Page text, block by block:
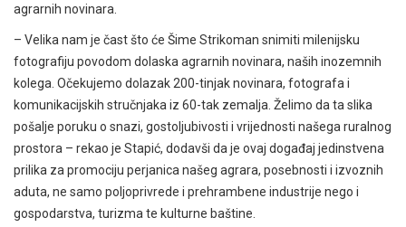
agrarnih novinara.
– Velika nam je čast što će Šime Strikoman snimiti milenijsku
fotografiju povodom dolaska agrarnih novinara, naših inozemnih
kolega. Očekujemo dolazak 200-tinjak novinara, fotografa i
komunikacijskih stručnjaka iz 60-tak zemalja. Želimo da ta slika
pošalje poruku o snazi, gostoljubivosti i vrijednosti našega ruralnog
prostora – rekao je Stapić, dodavši da je ovaj događaj jedinstvena
prilika za promociju perjanica našeg agrara, posebnosti i izvoznih
aduta, ne samo poljoprivrede i prehrambene industrije nego i
gospodarstva, turizma te kulturne baštine.